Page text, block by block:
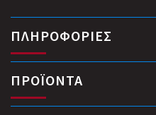
ΠΛΗΡΟΦΟΡΙΕΣ
ΠΡΟΪΟΝΤΑ